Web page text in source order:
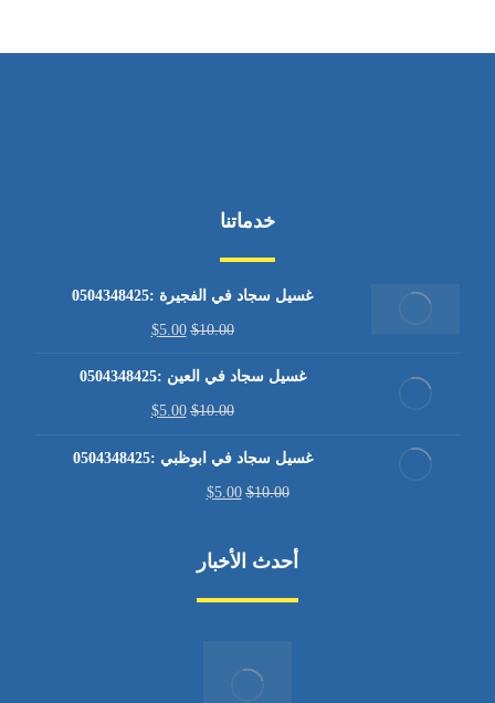
خدماتنا
غسيل سجاد في الفجيرة :0504348425
$10.00
$5.00
غسيل سجاد في العين :0504348425
$10.00
$5.00
غسيل سجاد في ابوظبي :0504348425
$10.00
$5.00
أحدث الأخبار